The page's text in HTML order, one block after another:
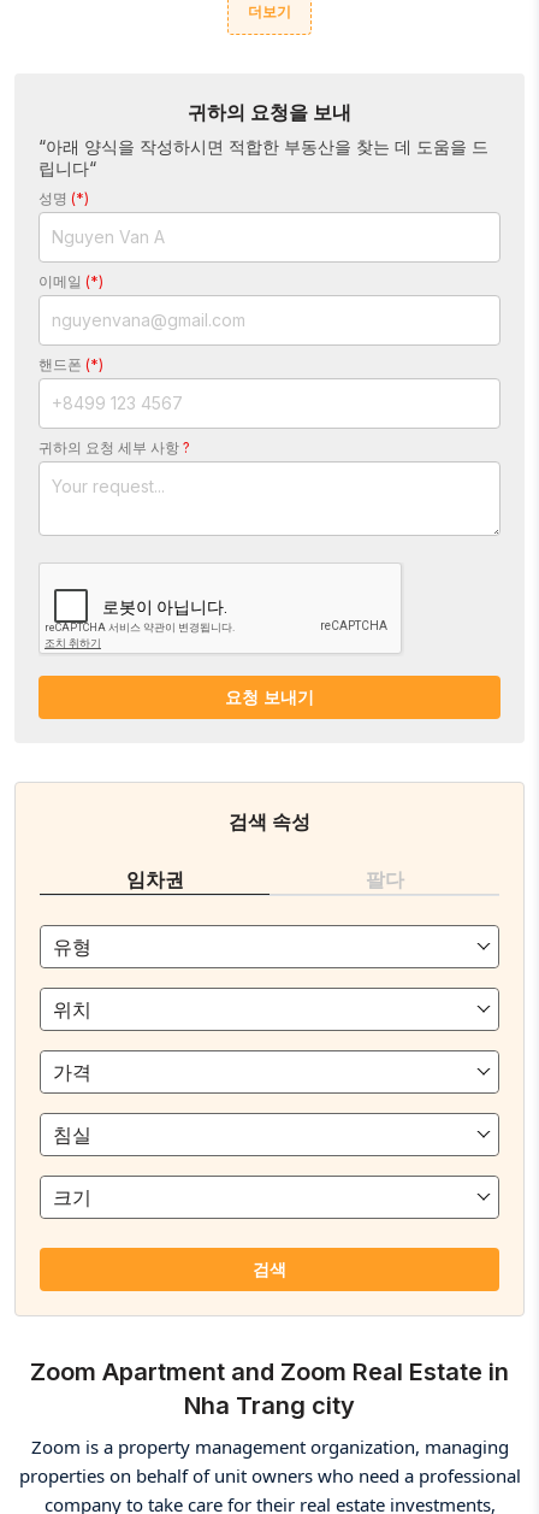
더보기
귀하의 요청을 보내
“아래 양식을 작성하시면 적합한 부동산을 찾는 데 도움을 드
립니다“
성명 (*)
이메일 (*)
핸드폰 (*)
귀하의 요청 세부 사항 ?
요청 보내기
검색 속성
임차권 팔다
유형
위치
가격
침실
크기
검색
Zoom Apartment and Zoom Real Estate in
Nha Trang city
Zoom is a property management organization, managing
properties on behalf of unit owners who need a professional
company to take care for their real estate investments,